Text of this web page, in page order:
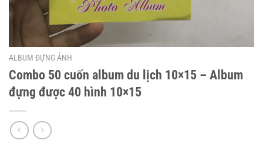
ALBUM ĐỰNG ẢNH
Combo 50 cuốn album du lịch 10×15 – Album
đựng được 40 hình 10×15